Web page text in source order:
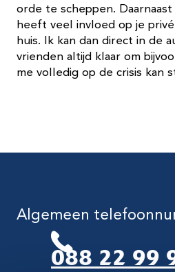
orde te scheppen.
heeft veel invloed op je
huis. Ik kan dan direct in de
vrienden altijd klaar om
me volledig op de crisis kan
Algemeen
088 22 99